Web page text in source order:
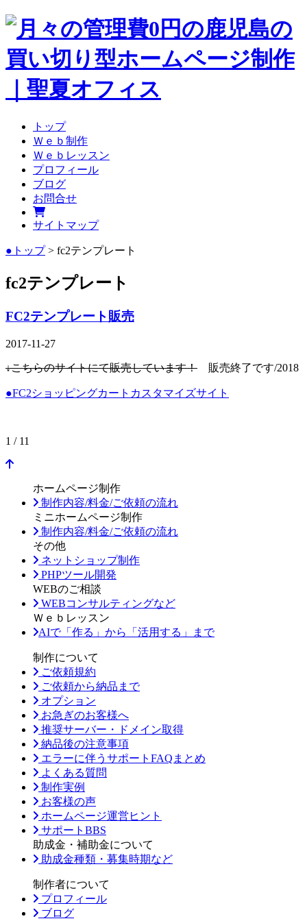
トップ
Ｗｅｂ制作
Ｗｅｂレッスン
プロフィール
ブログ
お問合せ
サイトマップ
●トップ> fc2テンプレート
fc2テンプレート
FC2テンプレート販売
2017-11-27
↓こちらのサイトにて販売しています！ 販売終了です/2018
●FC2ショッピングカートカスタマイズサイト
1 / 11
ホームページ制作
制作内容/料金/ご依頼の流れ
ミニホームページ制作
制作内容/料金/ご依頼の流れ
その他
ネットショップ制作
PHPツール開発
WEBのご相談
WEBコンサルティングなど
Ｗｅｂレッスン
AIで「作る」から「活用する」まで
制作について
ご依頼規約
ご依頼から納品まで
オプション
お急ぎのお客様へ
推奨サーバー・ドメイン取得
納品後の注意事項
エラーに伴うサポートFAQまとめ
よくある質問
制作実例
お客様の声
ホームページ運営ヒント
サポートBBS
助成金・補助金について
助成金種類・募集時期など
制作者について
プロフィール
ブログ